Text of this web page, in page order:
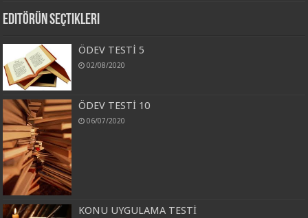
Editörün Seçtikleri
ÖDEV TESTİ 5
02/08/2020
ÖDEV TESTİ 10
06/07/2020
KONU UYGULAMA TESTİ